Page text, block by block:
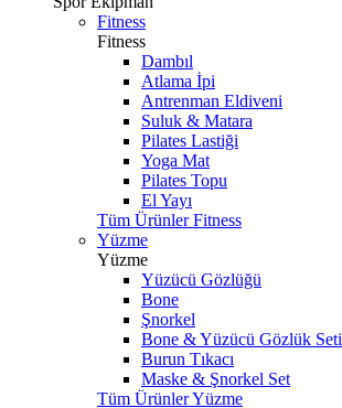
Fitness
Fitness
Dambıl
Atlama İpi
Antrenman Eldiveni
Suluk & Matara
Pilates Lastiği
Yoga Mat
Pilates Topu
El Yayı
Tüm Ürünler Fitness
Yüzme
Yüzme
Yüzücü Gözlüğü
Bone
Şnorkel
Bone & Yüzücü Gözlük Seti
Burun Tıkacı
Maske & Şnorkel Set
Tüm Ürünler Yüzme